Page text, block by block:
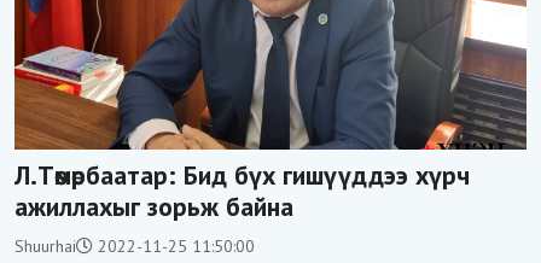
Л.Төмөрбаатар: Бид бүх гишүүддээ хүрч
ажиллахыг зорьж байна
Shuurhai 2022-11-25 11:50:00